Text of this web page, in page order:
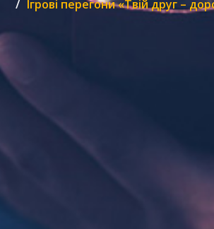
Ігрові перегони «Твій друг –